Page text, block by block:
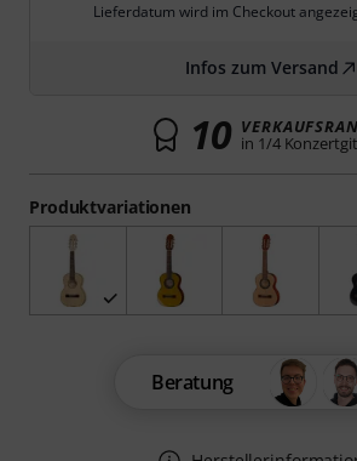
Produktvariationen
Lieferdatum wird im Checkout
Infos zum Versand
10 in 1/4
Beratung